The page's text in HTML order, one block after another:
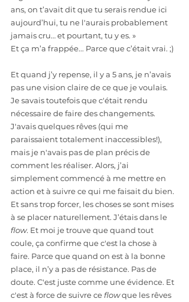
ans, on t’avait dit que tu serais rendue ici
aujourd’hui, tu ne l'aurais probablement
jamais cru… et pourtant, tu y es. »
Et ça m’a frappée... Parce que c’était vrai. ;)
Et quand j’y repense, il y a 5 ans, je n’avais
pas une vision claire de ce que je voulais.
Je savais toutefois que c'était rendu
nécessaire de faire des changements.
J'avais quelques rêves (qui me
paraissaient totalement inaccessibles!),
mais je n'avais pas de plan précis de
comment les réaliser. Alors, j’ai
simplement commencé à me mettre en
action et à suivre ce qui me faisait du bien.
Et sans trop forcer, les choses se sont mises
à se placer naturellement. J’étais dans le
flow. Et moi je trouve que quand tout
coule, ça confirme que c'est la chose à
faire. Parce que quand on est à la bonne
place, il n’y a pas de résistance. Pas de
doute. C'est juste comme une évidence. Et
c'est à force de suivre ce flow que les rêves